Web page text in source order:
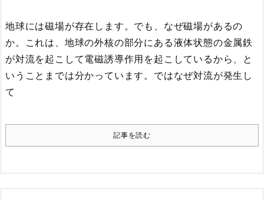
地球には磁場が存在します。でも、なぜ磁場があるの
か。
これは、地球の外核の部分にある液体状態の金属鉄
が対流を起こして電磁誘導作用を起こしているから、と
いうことまでは分かっています。 ではなぜ対流が発生し
て
記事を読む